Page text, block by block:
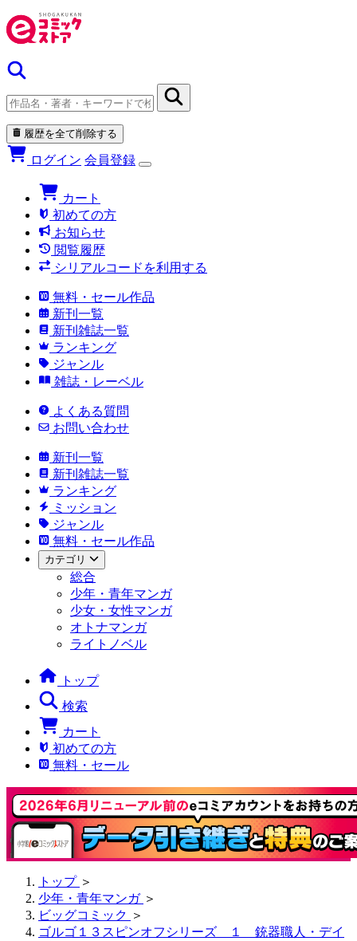
履歴を全て削除する
ログイン 会員登録
カート
初めての方
お知らせ
閲覧履歴
シリアルコードを利用する
無料・セール作品
新刊一覧
新刊雑誌一覧
ランキング
ジャンル
雑誌・レーベル
よくある質問
お問い合わせ
新刊一覧
新刊雑誌一覧
ランキング
ミッション
ジャンル
無料・セール作品
カテゴリ
総合
少年・青年マンガ
少女・女性マンガ
オトナマンガ
ライトノベル
トップ
検索
カート
初めての方
無料・セール
トップ ＞
少年・青年マンガ ＞
ビッグコミック ＞
ゴルゴ１３スピンオフシリーズ １ 銃器職人・デイ